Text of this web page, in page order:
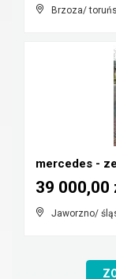
Brzoza/
mercedes -
Jaworzno/
39 000,00